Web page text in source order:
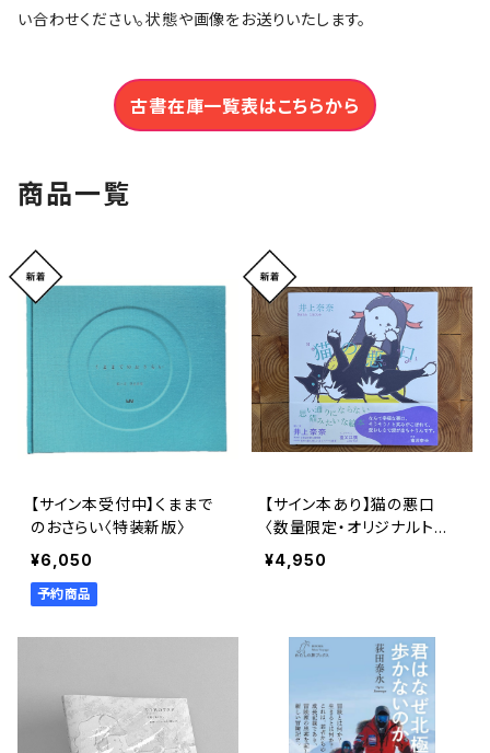
い合わせください。状態や画像をお送りいたします。
古書在庫一覧表はこちらから
商品一覧
【サイン本受付中】くままで
のおさらい〈特装新版〉
¥6,050
予約商品
【サイン本あり】猫の悪口
〈数量限定・オリジナルトー
ト付き〉
¥4,950